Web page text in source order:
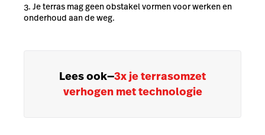
Je terras mag geen obstakel vormen voor werken en
onderhoud aan de weg.
Lees ook—3x je terrasomzet
verhogen met technologie